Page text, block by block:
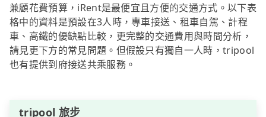
兼顧花費預算，iRent是最便宜且方便的交通方式。以下表
格中的資料是預設在3人時，專車接送、租車自駕、計程
車、高鐵的優缺點比較，更完整的交通費用與時間分析，
請見更下方的常見問題。但假設只有獨自一人時，tripool
也有提供到府接送共乘服務。
tripool 旅步